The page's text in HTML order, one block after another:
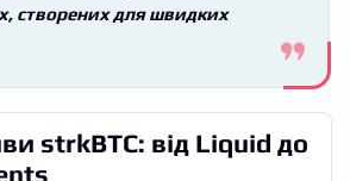
створених для швидких
strkBTC: від Liquid до